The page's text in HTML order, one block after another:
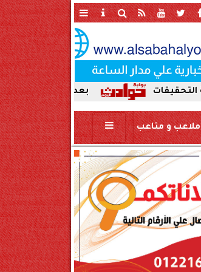
بعد ضبط حمير مذبوحة في
ملاعب و متاعب